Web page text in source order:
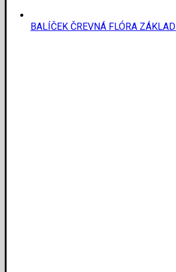
BALÍČEK ČREVNÁ FLÓRA ZÁKLAD